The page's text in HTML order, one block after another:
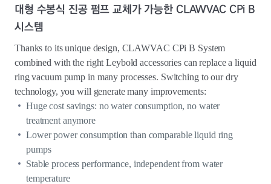
대형 수봉식 진공 펌프 교체가 가능한 CLAWVAC CPi B
시스템
Thanks to its unique design, CLAWVAC CPi B System
combined with the right Leybold accessories can replace a liquid
ring vacuum pump in many processes. Switching to our dry
technology, you will generate many improvements:
Huge cost savings: no water consumption, no water
treatment anymore
Lower power consumption than comparable liquid ring
pumps
Stable process performance, independent from water
temperature